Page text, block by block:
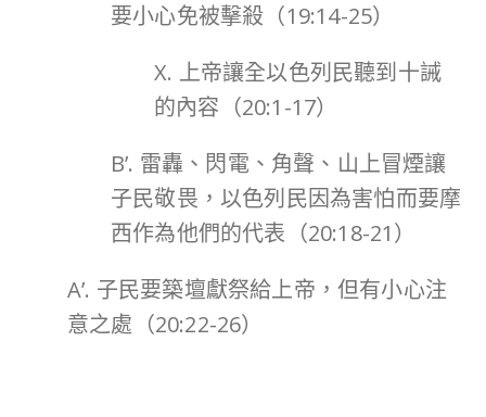
要小心免被擊殺（19:14-25）
X. 上帝讓全以色列民聽到十誡
的內容（20:1-17）
B’. 雷轟、閃電、角聲、山上冒煙讓
子民敬畏，以色列民因為害怕而要摩
西作為他們的代表（20:18-21）
A’. 子民要築壇獻祭給上帝，但有小心注
意之處（20:22-26）